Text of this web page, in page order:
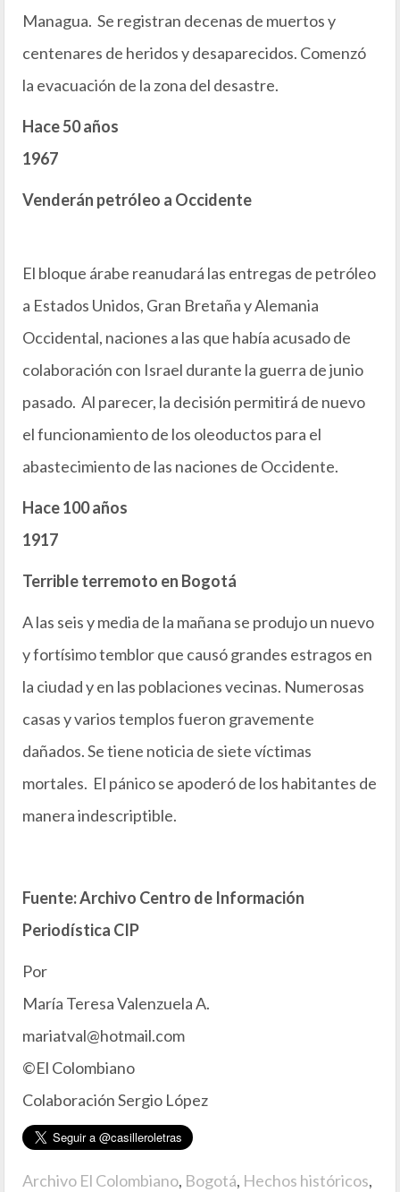
Managua. Se registran decenas de muertos y
centenares de heridos y desaparecidos. Comenzó
la evacuación de la zona del desastre.
Hace 50 años
1967
Venderán petróleo a Occidente
El bloque árabe reanudará las entregas de petróleo
a Estados Unidos, Gran Bretaña y Alemania
Occidental, naciones a las que había acusado de
colaboración con Israel durante la guerra de junio
pasado. Al parecer, la decisión permitirá de nuevo
el funcionamiento de los oleoductos para el
abastecimiento de las naciones de Occidente.
Hace 100 años
1917
Terrible terremoto en Bogotá
A las seis y media de la mañana se produjo un nuevo
y fortísimo temblor que causó grandes estragos en
la ciudad y en las poblaciones vecinas. Numerosas
casas y varios templos fueron gravemente
dañados. Se tiene noticia de siete víctimas
mortales. El pánico se apoderó de los habitantes de
manera indescriptible.
Fuente: Archivo Centro de Información
Periodística CIP
Por
María Teresa Valenzuela A.
mariatval@hotmail.com
©El Colombiano
Colaboración Sergio López
Archivo El Colombiano, Bogotá, Hechos históricos,